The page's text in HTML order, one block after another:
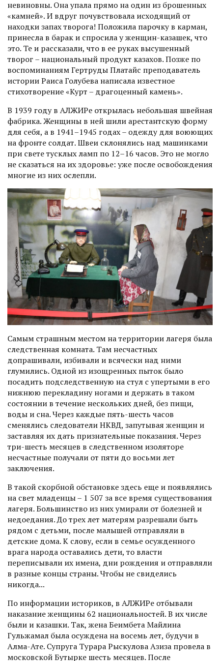
невиновны. Она упала прямо на один из брошенных
«камней». И вдруг почувствовала исходящий от
находки запах творога! Положила парочку в карман,
принесла в барак и спросила у женщин-казашек, что
это. Те и рассказали, что в ее руках высушенный
творог – национальный продукт казахов. Позже по
воспоминаниям Гертруды Платайс преподаватель
истории Раиса Голубева написала известное
стихотворение «Курт – драгоценный камень».
В 1939 году в АЛЖИРе открылась небольшая швейная
фаб­рика. Женщины в ней шили арестантскую форму
для себя, а в 1941–1945 годах – одежду для воюющих
на фронте солдат. Швеи склонялись над машинками
при свете тусклых ламп по 12–16 часов. Это не могло
не сказаться на их здоровье: уже после освобождения
многие из них ослепли.
Самым страшным местом на территории лагеря была
следственная комната. Там несчастных
допрашивали, избивали и всячески над ними
глумились. Одной из изощренных пыток было
посадить подследственную на стул с упертыми в его
нижнюю перекладину ногами и держать в таком
состоянии в течение нескольких дней, без пищи,
воды и сна. Через каждые пять-шесть часов
сменялись следователи НКВД, запутывая женщин и
зас­тавляя их дать признательные показания. Через
три-шесть месяцев в следственном изоляторе
несчастные получали от пяти до восьми лет
заключения.
В такой скорбной обстановке здесь еще и появлялись
на свет младенцы – 1 507 за все время существования
лагеря. Большинство из них умирали от болезней и
недоедания. До трех лет матерям разрешали быть
рядом с детьми, после малышей отправляли в
детские дома. К слову, если в семье осужденного
врага народа оставались дети, то власти
переписывали их имена, дни рождения и отправляли
в разные концы страны. Чтобы не свиделись
никогда...
По информации историков, в АЛЖИРе отбывали
наказание женщины 62 национальностей. В их числе
были и казашки. Так, жена Беимбета Майлина
Гульжамал была осуждена на восемь лет, будучи в
Алма-Ате. Супруга Турара Рыскулова Азиза провела в
московской Бутырке шесть месяцев. После